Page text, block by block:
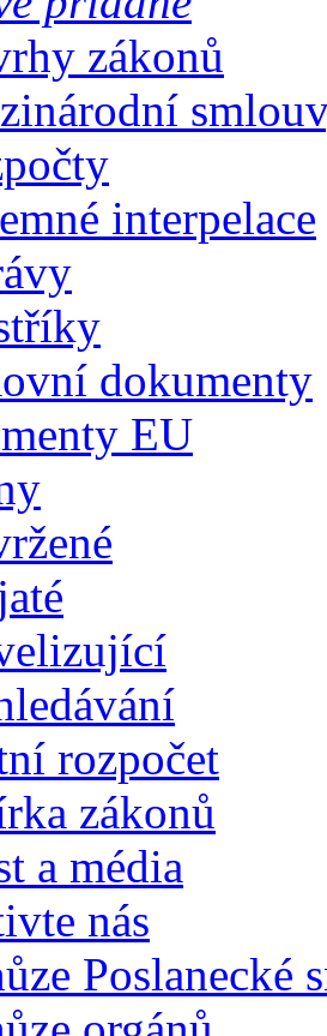
zákonů
interpelace
dokumenty
EU
rozpočet
zákonů
a média
nás
Poslanecké